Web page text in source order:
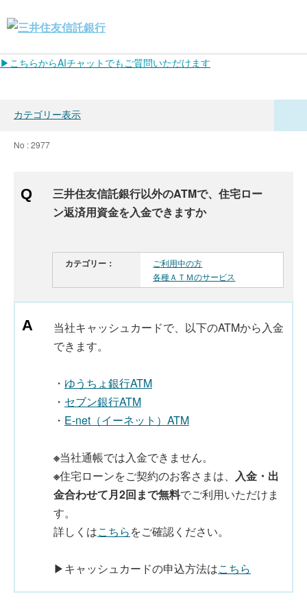
▶こちらからAIチャットでもご質問いただけます
カテゴリー表示
No : 2977
三井住友信託銀行以外のATMで、住宅ロー
ン返済用資金を入金できますか
カテゴリー：
ご利用中の方
各種ＡＴＭのサービス
当社キャッシュカードで、以下のATMから入金
できます。
・ ゆうちょ銀行ATM
・ セブン銀行ATM
・ E-net（イーネット）ATM
※当社通帳では入金できません。
※住宅ローンをご契約のお客さまは、 入金・出
金合わせて月2回まで無料でご利用いただけま
す。
詳しくはこちらをご確認ください。
▶キャッシュカードの申込方法はこちら